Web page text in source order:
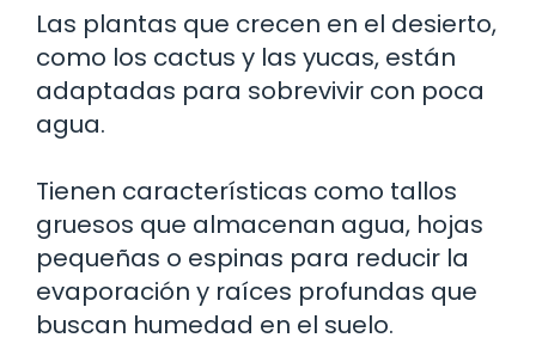
Las plantas que crecen en el desierto,
como los cactus y las yucas, están
adaptadas para sobrevivir con poca
agua.
Tienen características como tallos
gruesos que almacenan agua, hojas
pequeñas o espinas para reducir la
evaporación y raíces profundas que
buscan humedad en el suelo.